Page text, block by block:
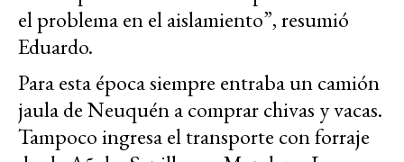
el problema en el aislamiento”, resumió
Eduardo.
Para esta época siempre entraba un camión
jaula de Neuquén a comprar chivas y vacas.
Tampoco ingresa el transporte con forraje